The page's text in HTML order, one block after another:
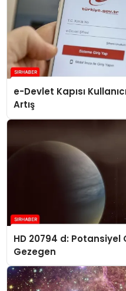
e-Devlet Kapısı
Artış
HD 20794 d:
Gezegen